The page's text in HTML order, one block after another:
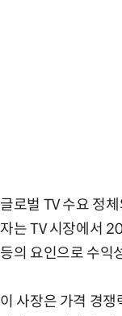
글로벌 TV 수요 정
자는 TV 시장에서
등의 요인으로 수익
이 사장은 가격 경